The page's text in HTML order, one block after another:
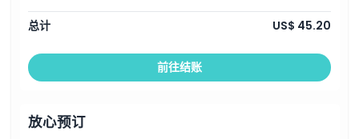
总计 US$ 45.20
前往结账
放心预订